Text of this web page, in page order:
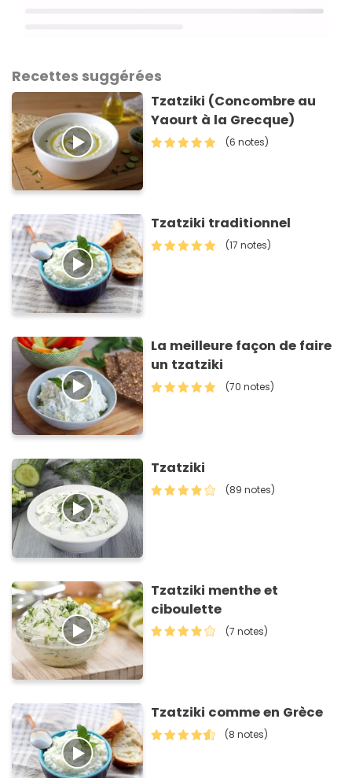
Recettes suggérées
Tzatziki (Concombre au
Yaourt à la Grecque)
(6 notes)
Tzatziki traditionnel
(17 notes)
La meilleure façon de faire
un tzatziki
(70 notes)
Tzatziki
(89 notes)
Tzatziki menthe et
ciboulette
(7 notes)
Tzatziki comme en Grèce
(8 notes)